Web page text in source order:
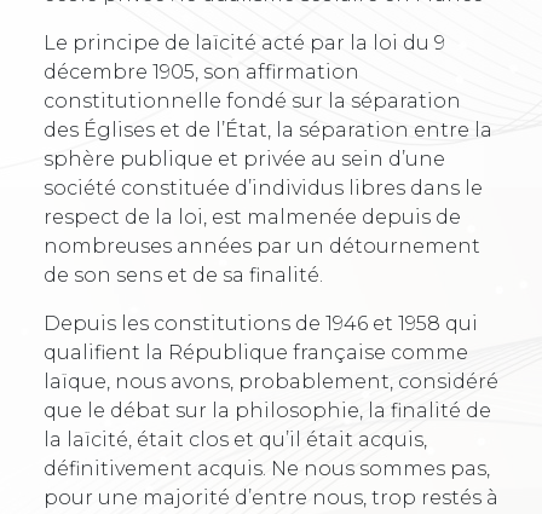
Le principe de laïcité acté par la loi du 9
décembre 1905, son affirmation
constitutionnelle fondé sur la séparation
des Églises et de l’État, la séparation entre la
sphère publique et privée au sein d’une
société constituée d’individus libres dans le
respect de la loi, est malmenée depuis de
nombreuses années par un détournement
de son sens et de sa finalité.
Depuis les constitutions de 1946 et 1958 qui
qualifient la République française comme
laïque, nous avons, probablement, considéré
que le débat sur la philosophie, la finalité de
la laïcité, était clos et qu’il était acquis,
définitivement acquis. Ne nous sommes pas,
pour une majorité d’entre nous, trop restés à